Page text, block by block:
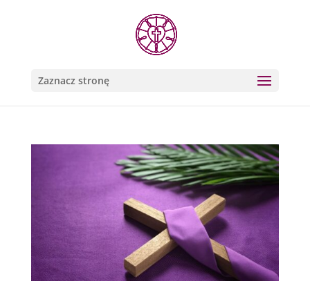
Zaznacz stronę